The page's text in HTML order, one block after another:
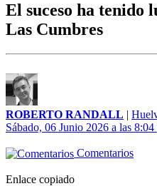
El suceso ha tenido
Las Cumbres
ROBERTO RANDALL |
Sábado, 06 Junio 2026 a las 8:04
Comentarios
Enlace copiado